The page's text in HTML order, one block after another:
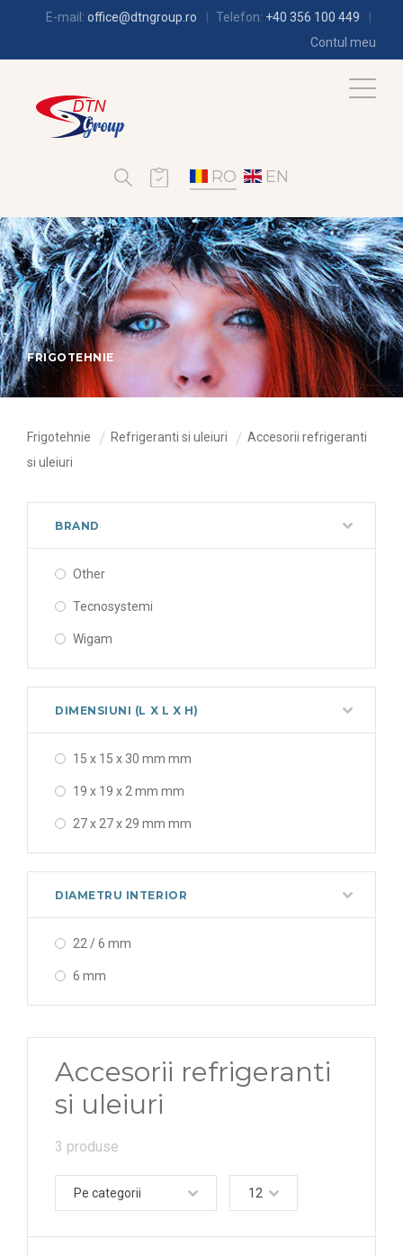
E-mail: office@dtngroup.ro Telefon: +40 356 100 449
Contul meu
RO EN
FRIGOTEHNIE
Frigotehnie Refrigeranti si uleiuri
Accesorii refrigeranti
si uleiuri
BRAND
Other
Tecnosystemi
Wigam
DIMENSIUNI (L X L X H)
15 x 15 x 30 mm mm
19 x 19 x 2 mm mm
27 x 27 x 29 mm mm
DIAMETRU INTERIOR
22 / 6 mm
6 mm
Accesorii refrigeranti
si uleiuri
3 produse
Pe categorii 12